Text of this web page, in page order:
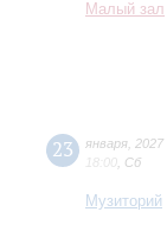
Малый зал
23 января 2027
18:00 Сб
Музиторий